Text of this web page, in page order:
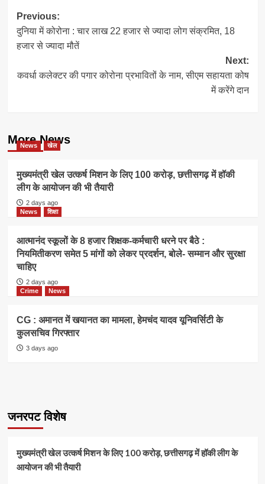
Post
navigation
Previous:
दुनिया में कोरोना : चार लाख 22 हजार से ज्यादा लोग संक्रमित, 18
हजार से ज्यादा मौतें
Next:
कवर्धा कलेक्टर की पगार कोरोना प्रभावितों के नाम, सीएम सहायता कोष
में करेंगे दान
More News
News खेल
मुख्यमंत्री खेल उत्कर्ष मिशन के लिए 100 करोड़, छत्तीसगढ़ में हॉकी
लीग के आयोजन की भी तैयारी
2 days ago
News
शिक्षा
आत्मानंद स्कूलों के 8 हजार शिक्षक-कर्मचारी धरने पर बैठे :
नियमितीकरण समेत 5 मांगों को लेकर प्रदर्शन, बोले- सम्मान और सुरक्षा
चाहिए
2 days ago
Crime
News
CG : अमानत में खयानत का मामला, हेमचंद यादव यूनिवर्सिटी के
कुलसचिव गिरफ्तार
3 days ago
जनरपट विशेष
मुख्यमंत्री खेल उत्कर्ष मिशन के लिए 100 करोड़, छत्तीसगढ़ में हॉकी लीग के
आयोजन की भी तैयारी